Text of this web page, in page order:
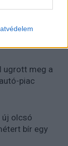
— és nem is
ugrott meg a
piac
új olcsó
bír egy